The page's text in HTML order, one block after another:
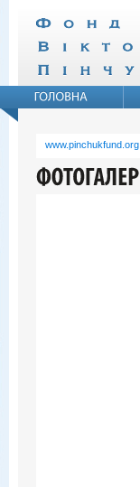
www.pinchukfund.org